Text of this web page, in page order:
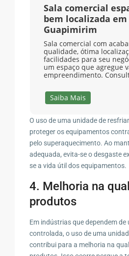
Sala comercial
bem localizada em
Guapimirim
Sala comercial com
qualidade, ótima
facilidades para seu
um espaço que agregue
empreendimento.
Saiba Mais
O uso de uma unidade de
proteger os equipamentos
pelo superaquecimento. Ao
adequada, evita-se o desgaste
se a vida útil dos equipamentos.
4. Melhoria na
produtos
Em indústrias que dependem
controlada, o uso de uma
contribui para a melhoria na